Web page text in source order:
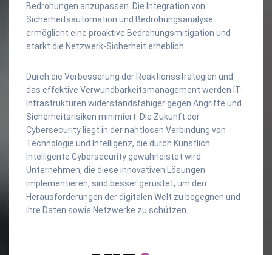
Bedrohungen anzupassen. Die Integration von
Sicherheitsautomation und Bedrohungsanalyse
ermöglicht eine proaktive Bedrohungsmitigation und
stärkt die Netzwerk-Sicherheit erheblich.
Durch die Verbesserung der Reaktionsstrategien und
das effektive Verwundbarkeitsmanagement werden IT-
Infrastrukturen widerstandsfähiger gegen Angriffe und
Sicherheitsrisiken minimiert. Die Zukunft der
Cybersecurity liegt in der nahtlosen Verbindung von
Technologie und Intelligenz, die durch Künstlich
Intelligente Cybersecurity gewährleistet wird.
Unternehmen, die diese innovativen Lösungen
implementieren, sind besser gerüstet, um den
Herausforderungen der digitalen Welt zu begegnen und
ihre Daten sowie Netzwerke zu schützen.